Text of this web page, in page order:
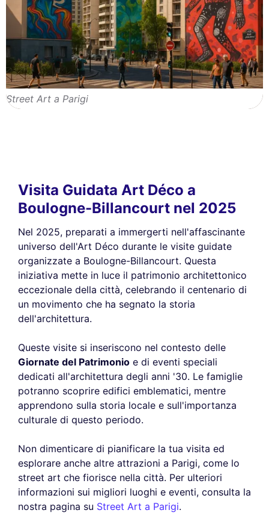
Street Art a Parigi
Visita Guidata Art Déco a
Boulogne-Billancourt nel 2025
Nel 2025, preparati a immergerti nell'affascinante
universo dell'Art Déco durante le visite guidate
organizzate a Boulogne-Billancourt. Questa
iniziativa mette in luce il patrimonio architettonico
eccezionale della città, celebrando il centenario di
un movimento che ha segnato la storia
dell'architettura.
Queste visite si inseriscono nel contesto delle
Giornate del Patrimonio e di eventi speciali
dedicati all'architettura degli anni '30. Le famiglie
potranno scoprire edifici emblematici, mentre
apprendono sulla storia locale e sull'importanza
culturale di questo periodo.
Non dimenticare di pianificare la tua visita ed
esplorare anche altre attrazioni a Parigi, come lo
street art che fiorisce nella città. Per ulteriori
informazioni sui migliori luoghi e eventi, consulta la
nostra pagina su Street Art a Parigi.